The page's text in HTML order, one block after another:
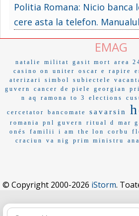
Politia Romana: Nicio
cere asta la telefon.
EMAG
natalie militat gasit mort area
casino on
uniter oscar e rapire
aterizari
simbol subiectele
guvern
cancer de piele georgian
n aq
ramona to 3 elections
cercetator bancomate savarsin
romania
pnl guvern ritual d mar
onés
familii i am the lon corbu
craciun
va nig prim ministru
© Copyright 2000-2026 iStorm.